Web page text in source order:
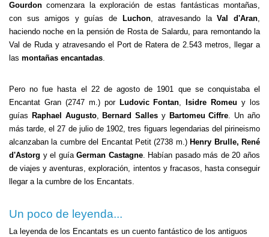
Gourdon comenzara la exploración de estas fantásticas montañas,
con sus amigos y guías de
Luchon, atravesando laVal d'Aran,
haciendo noche en la pensión de Rosta de Salardu, para remontando la
Val de Ruda y atravesando el Port de Ratera de 2.543 metros, llegar a
las montañas encantadas.
Pero no fue hasta el 22 de agosto de 1901 que se conquistaba el
Encantat Gran (2747 m.) por Ludovic Fontan, Isidre Romeu y los
guías Raphael Augusto, Bernard Salles y Bartomeu Ciffre. Un año
más tarde, el 27 de julio de 1902, tres figuars legendarias del pirineismo
alcanzaban la cumbre del Encantat Petit (2738 m.) Henry Brulle, René
d'Astorg y el guíaGerman Castagne. Habían pasado más de 20 años
de viajes y aventuras, exploración, intentos y fracasos, hasta conseguir
llegar a la cumbre de los Encantats.
Un poco de leyenda...
La leyenda de los Encantats es un cuento fantástico de los antiguos